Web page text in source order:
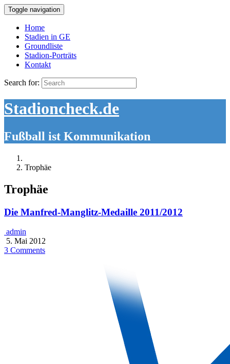
Toggle navigation
Home
Stadien in GE
Groundliste
Stadion-Porträts
Kontakt
Search for:
Stadioncheck.de
Fußball ist Kommunikation
Trophäe
Trophäe
Die Manfred-Manglitz-Medaille 2011/2012
admin
5. Mai 2012
3 Comments